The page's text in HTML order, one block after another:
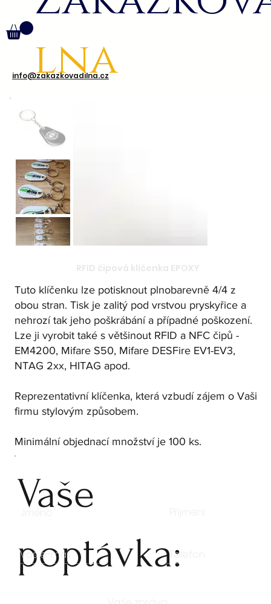
info@zakazkovadilna.cz
lna
Tuto klíčenku lze potisknout plnobarevně 4/4 z
obou stran. Tisk je zalitý pod vrstvou pryskyřice a
nehrozí tak jeho poškrábání a případné poškození.
Lze ji vyrobit také s většinout RFID a NFC čipů -
EM4200, Mifare S50, Mifare DESFire EV1-EV3,
NTAG 2xx, HITAG apod.
Reprezentativní klíčenka, která vzbudí zájem o Vaši
firmu stylovým způsobem.
Minimální objednací množství je 100 ks.
Vaše
poptávka: